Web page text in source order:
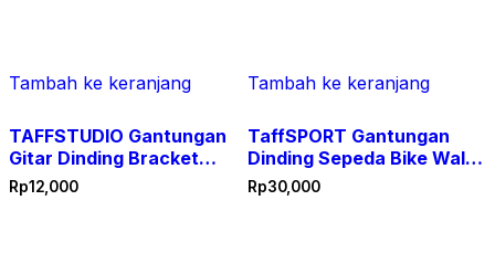
Aksesoris Sepeda DUUTI
Tambah ke keranjang
TAFFSTUDIO Gantungan
Gitar Dinding Bracket
Guitar Holder Wall Mount
HK00433 Hanger Gitar
Rp12,000
Tambah ke keranjang
TaffSPORT Gantungan
Dinding Sepeda Bike Wall
Hook Hanger 56921 Rak
Sepeda Gantungan
Rp30,000